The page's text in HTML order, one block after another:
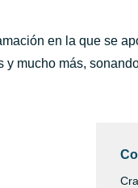
en la que se
mucho más,